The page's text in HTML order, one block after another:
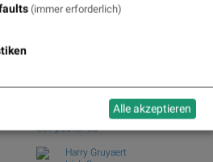
Börse Social Club Board
Self published
Harry Gruyaert
(immer erforderlich)
Alle akzeptieren